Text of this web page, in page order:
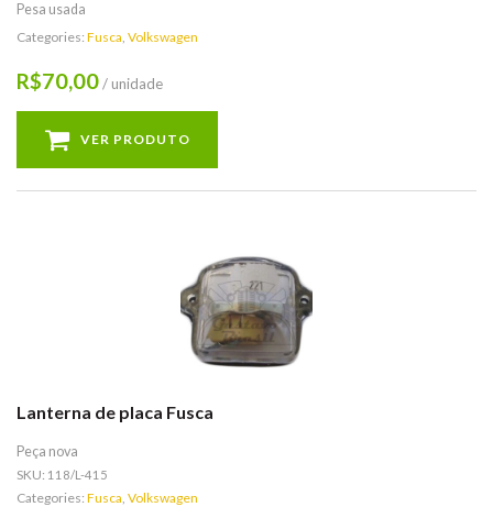
Pesa usada
Categories: Fusca, Volkswagen
R$70,00/ unidade
VER PRODUTO
Lanterna de placa Fusca
Peça nova
SKU: 118/L-415
Categories: Fusca, Volkswagen